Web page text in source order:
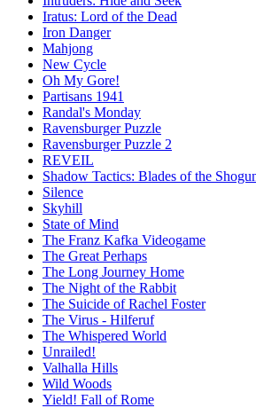
Iratus: Lord of the Dead
Iron Danger
Mahjong
New Cycle
Oh My Gore!
Partisans 1941
Randal's Monday
Ravensburger Puzzle
Ravensburger Puzzle 2
REVEIL
Shadow Tactics: Blades of the
Silence
Skyhill
State of Mind
The Franz Kafka Videogame
The Great Perhaps
The Long Journey Home
The Night of the Rabbit
The Suicide of Rachel Foster
The Virus - Hilferuf
The Whispered World
Unrailed!
Valhalla Hills
Wild Woods
Yield! Fall of Rome